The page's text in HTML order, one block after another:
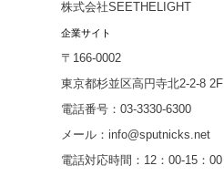
株式会社SEETHELIGHT
企業サイト
〒166-0002
東京都杉並区高円寺北2-2-8 2F
電話番号：03-3330-6300
メール：info@sputnicks.net
電話対応時間：12：00-15：00